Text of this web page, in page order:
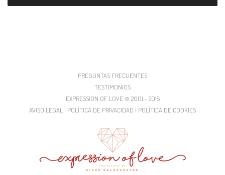
PREGUNTAS FRECUENTES
TESTIMONIOS
EXPRESSION OF LOVE © 2001 - 2018
AVISO LEGAL | POLÍTICA DE PRIVACIDAD | POLÍTICA DE COOKIES